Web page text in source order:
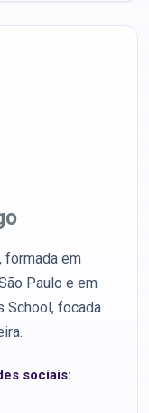
formada em
Paulo e em
School, focada
sociais: